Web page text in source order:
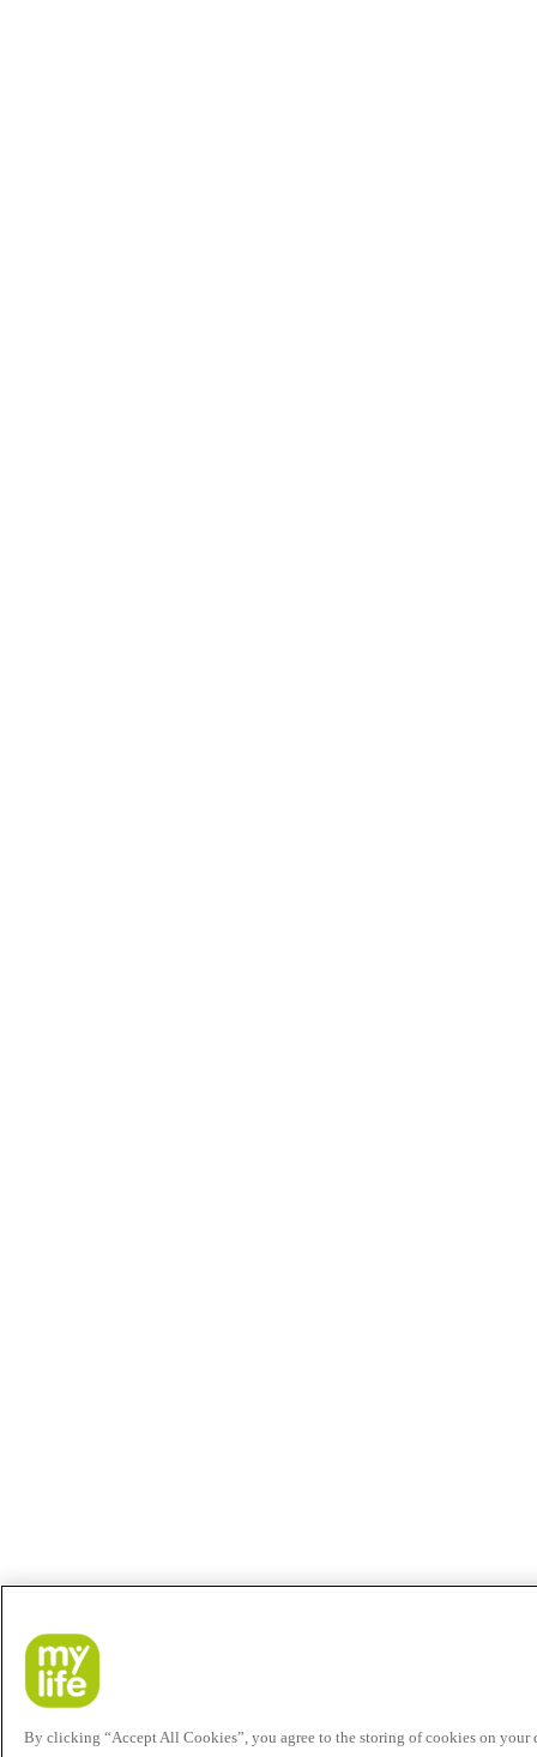
By clicking “Accept All Cookies”, you agree to the storing of cookies on your